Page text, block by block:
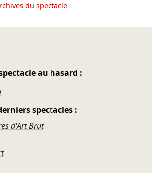
du spectacle
au hasard :
spectacles :
d'Art Brut